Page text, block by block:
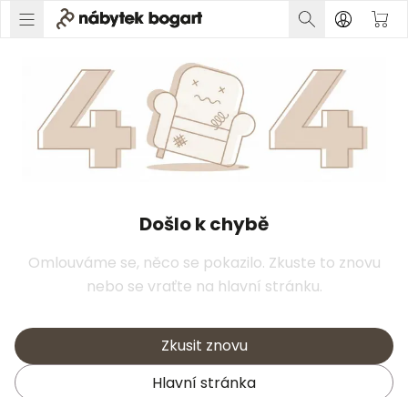
Došlo k chybě
Omlouváme se, něco se pokazilo. Zkuste to znovu
nebo se vraťte na hlavní stránku.
Zkusit znovu
Hlavní stránka